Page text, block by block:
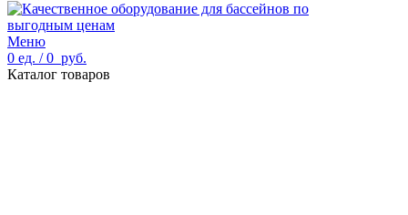
Меню
0 ед. / 0 руб.
Каталог товаров